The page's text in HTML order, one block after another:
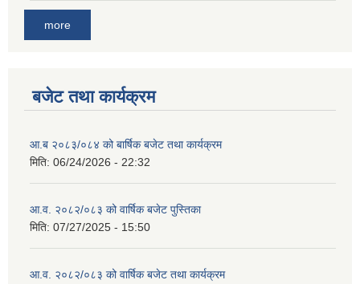
more
बजेट तथा कार्यक्रम
आ.ब २०८३/०८४ को बार्षिक बजेट तथा कार्यक्रम
मिति: 06/24/2026 - 22:32
आ.व. २०८२/०८३ को वार्षिक बजेट पुस्तिका
मिति: 07/27/2025 - 15:50
आ.व. २०८२/०८३ को वार्षिक बजेट तथा कार्यक्रम